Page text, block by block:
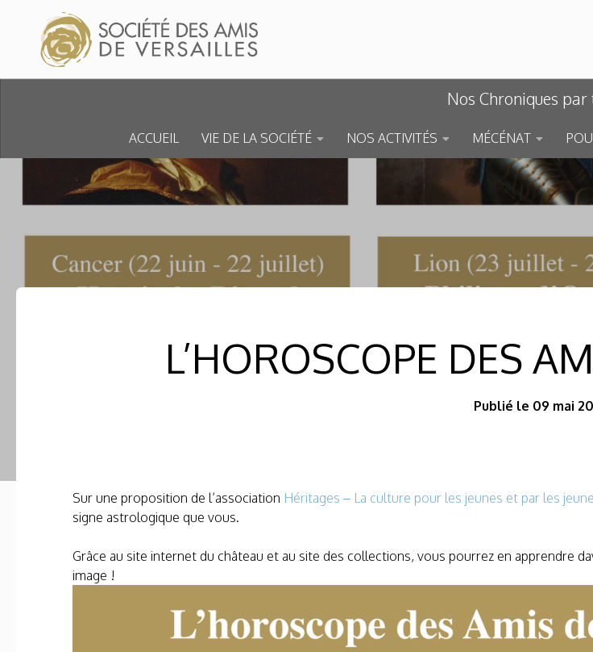
Skip to content
Nos Chroniques par
ACCUEIL VIE DE LA SOCIÉTÉ NOS ACTIVITÉS MÉCÉNAT
L’HOROSCOPE DES
Publié le 09 mai
Sur une proposition de l’association Héritages – La culture pour les jeunes et par les
signe astrologique que vous.
Grâce au site internet du château et au site des collections, vous pourrez en apprendre
image !